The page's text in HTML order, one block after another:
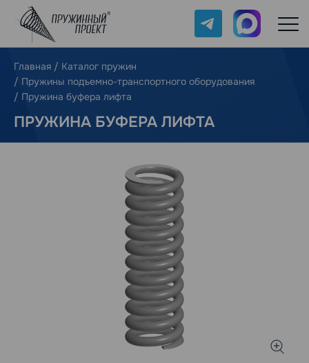
Telegram Max
Главная / Каталог пружин
/ Пружины подъемно-транспортного оборудования
/ Пружина буфера лифта
ПРУЖИНА БУФЕРА ЛИФТА